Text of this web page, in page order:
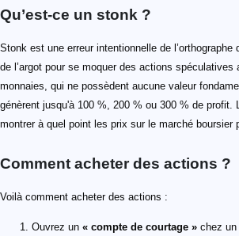
Qu’est-ce un stonk ?
Stonk est une erreur intentionnelle de l’orthographe
de l’argot pour se moquer des actions spéculatives
monnaies, qui ne possèdent aucune valeur
génèrent jusqu'à 100 %, 200 % ou 300 % de profit.
montrer à quel point les prix sur le marché boursier
Comment acheter des actions ?
Voilà comment acheter des actions :
Ouvrez un « compte de courtage » chez un